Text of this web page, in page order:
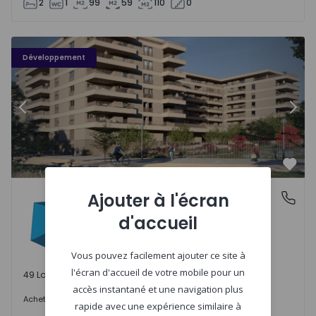
2 1 99 59 110 0
Développement
PLENO JARDIM - 3
Précédent
Águas Santas, PortoPLENO JARDIM
Águas Santas, Porto
49 Lots disponibles
Acheter 242.000 €
Ajouter à l'écran
d'accueil
Vous pouvez facilement ajouter ce site à
l'écran d'accueil de votre mobile pour un
accès instantané et une navigation plus
rapide avec une expérience similaire à